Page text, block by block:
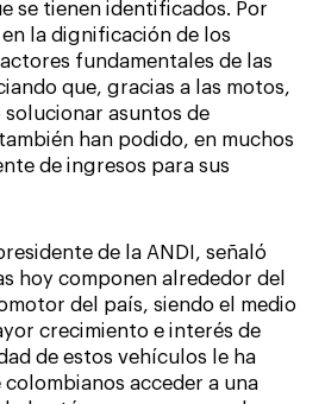
se tienen identificados. Por
la dignificación de los
fundamentales de las
que, gracias a las motos,
solucionar asuntos de
han podido, en muchos
de ingresos para sus
de la ANDI, señaló
hoy componen alrededor del
del país, siendo el medio
crecimiento e interés de
de estos vehículos le ha
acceder a una